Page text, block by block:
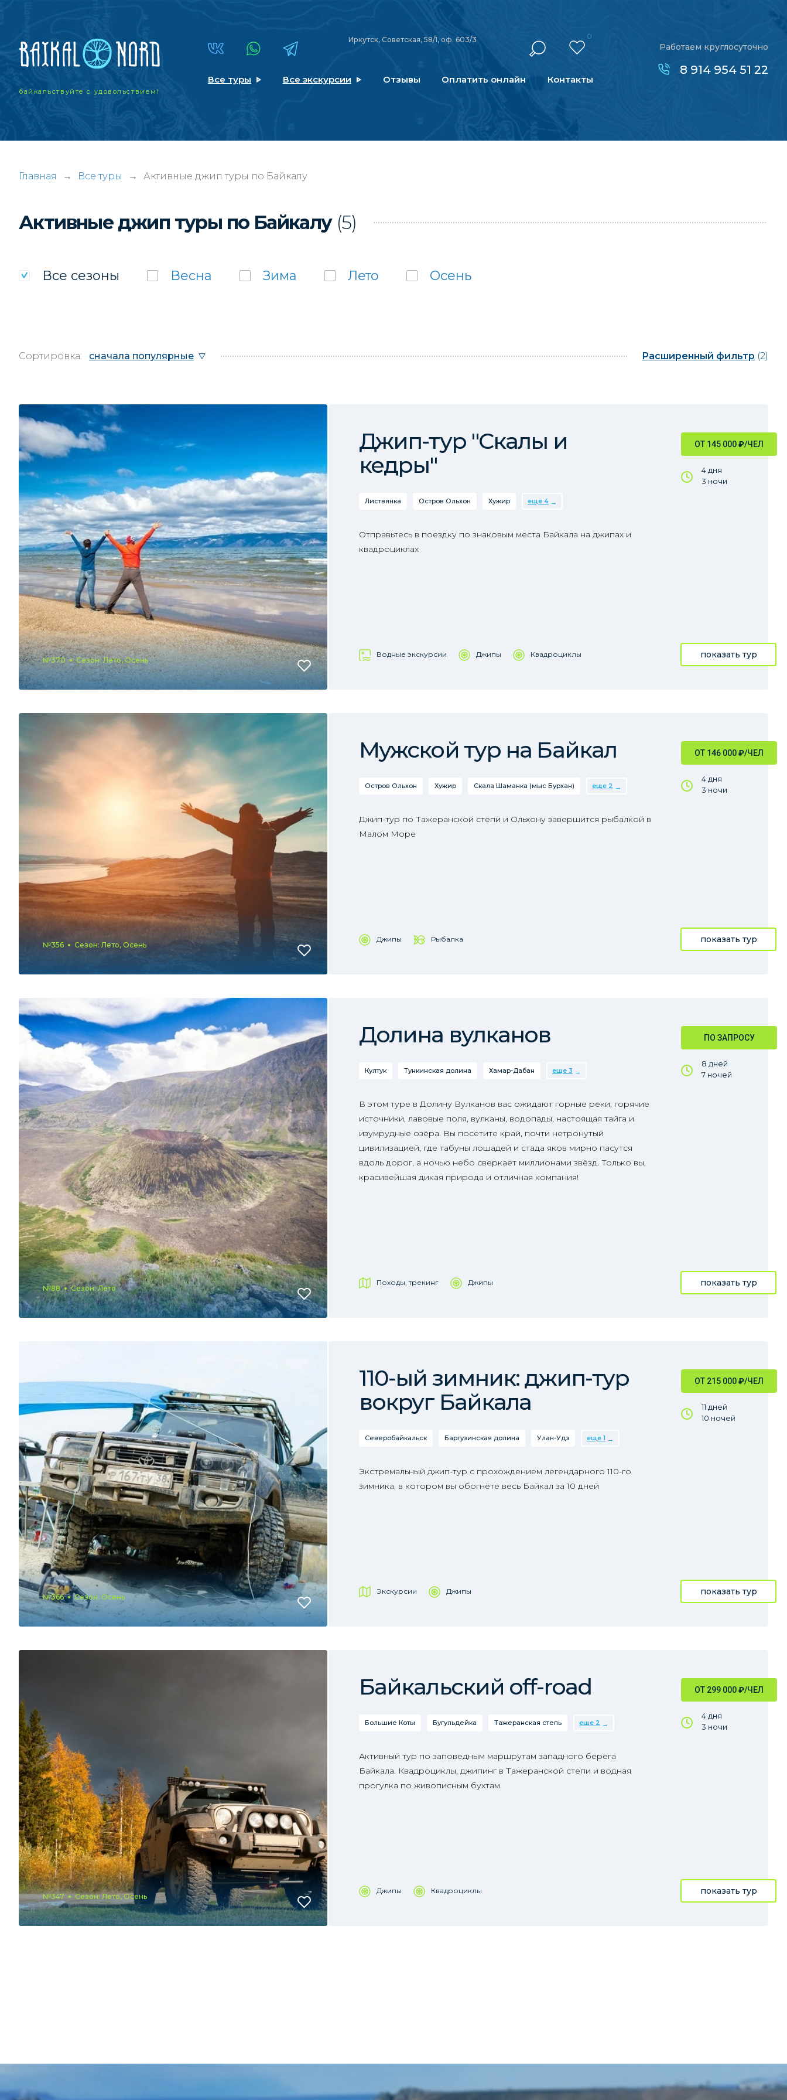
байкальствуйтес удовольствием!
Иркутск, Советская, 58/1, оф. 603/3 0
Все туры Все экскурсии Отзывы Оплатить онлайн Контакты
Работаем круглосуточно
8 914 954 51 22
Главная → Все туры → Активные джип туры по Байкалу
Активные джип туры по Байкалу (5)
Все сезоны Весна Зима Лето Осень
Сортировка: сначала популярные Расширенный фильтр (2)
№370 Сезон: Лето, Осень
ОТ 145 000₽/ЧЕЛ
4 дня
3 ночи
Джип-тур "Скалы и
кедры"
Листвянка Остров Ольхон Хужир еще 4
Отправьтесь в поездку по знаковым места Байкала на джипах и
квадроциклах
Водные экскурсии Джипы Квадроциклы показать тур
№356 Сезон: Лето, Осень
ОТ 146 000₽/ЧЕЛ
4 дня
3 ночи
Мужской тур на Байкал
Остров Ольхон Хужир Скала Шаманка (мыс Бурхан) еще 2
Джип-тур по Тажеранской степи и Ольхону завершится рыбалкой в
Малом Море
Джипы Рыбалка показать тур
№88 Сезон: Лето
ПО ЗАПРОСУ
8 дней
7 ночей
Долина вулканов
Култук Тункинская долина Хамар-Дабан еще 3
В этом туре в Долину Вулканов вас ожидают горные реки, горячие
источники, лавовые поля, вулканы, водопады, настоящая тайга и
изумрудные озёра. Вы посетите край, почти нетронутый
цивилизацией, где табуны лошадей и стада яков мирно пасутся
вдоль дорог, а ночью небо сверкает миллионами звёзд. Только вы,
красивейшая дикая природа и отличная компания!
Походы, трекинг Джипы показать тур
№366 Сезон: Осень
ОТ 215 000₽/ЧЕЛ
11 дней
10 ночей
110-ый зимник: джип-тур
вокруг Байкала
Северобайкальск Баргузинская долина Улан-Удэ еще 1
Экстремальный джип-тур с прохождением легендарного 110-го
зимника, в котором вы обогнёте весь Байкал за 10 дней
Экскурсии Джипы показать тур
№347 Сезон: Лето, Осень
ОТ 299 000₽/ЧЕЛ
4 дня
3 ночи
Байкальский off-road
Большие Коты Бугульдейка Тажеранская степь еще 2
Активный тур по заповедным маршрутам западного берега
Байкала. Квадроциклы, джипинг в Тажеранской степи и водная
прогулка по живописным бухтам.
Джипы Квадроциклы показать тур